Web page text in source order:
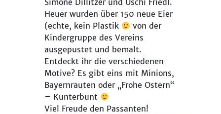
Simone Dillitzer und Uschi Friedl.
Heuer wurden über 150 neue Eier
(echte, kein Plastik
von der
Kindergruppe des Vereins
ausgepustet und bemalt.
Entdeckt ihr die verschiedenen
Motive? Es gibt eins mit Minions,
Bayernrauten oder „Frohe Ostern“
– Kunterbunt
Viel Freude den Passanten!